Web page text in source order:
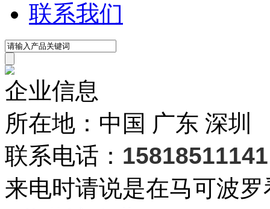
联系我们
企业信息
所在地：中国 广东 深圳
联系电话： 15818511141
来电时请说是在马可波